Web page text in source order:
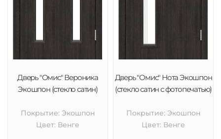
Дверь "Омис" Вероника
Экошпон (стекло сатин)
Покрытие: Экошпон
Цвет: Венге
Дверь "Омис" Нота Экошпон
(стекло сатин с фотопечатью)
Покрытие: Экошпон
Цвет: Венге